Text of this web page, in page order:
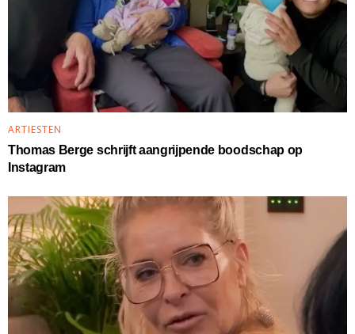
ARTIESTEN
Thomas Berge schrijft aangrijpende boodschap op
Instagram